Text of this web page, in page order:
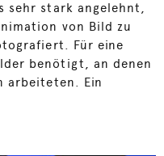
sehr stark angelehnt,
von Bild zu
Für eine
benötigt, an denen
arbeiteten. Ein